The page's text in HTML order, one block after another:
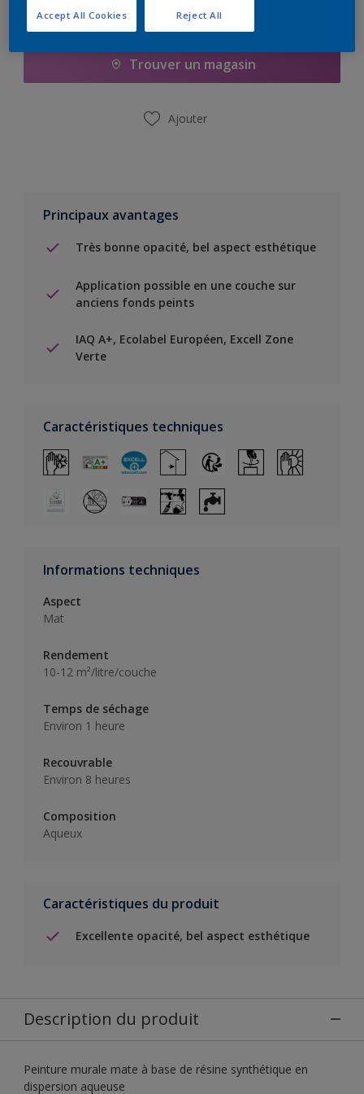
Ajouter à la liste d’achats
Trouver un magasin
Ajouter
Principaux avantages
Très bonne opacité, bel aspect esthétique
Application possible en une couche sur
anciens fonds peints
IAQ A+, Ecolabel Européen, Excell Zone
Verte
Caractéristiques techniques
Informations techniques
Aspect
Mat
Rendement
10-12 m²/litre/couche
Temps de séchage
Environ 1 heure
Recouvrable
Environ 8 heures
Composition
Aqueux
Caractéristiques du produit
Excellente opacité, bel aspect esthétique
Description du produit
Peinture murale mate à base de résine synthétique en
dispersion aqueuse
Reject All
Accept All Cookies